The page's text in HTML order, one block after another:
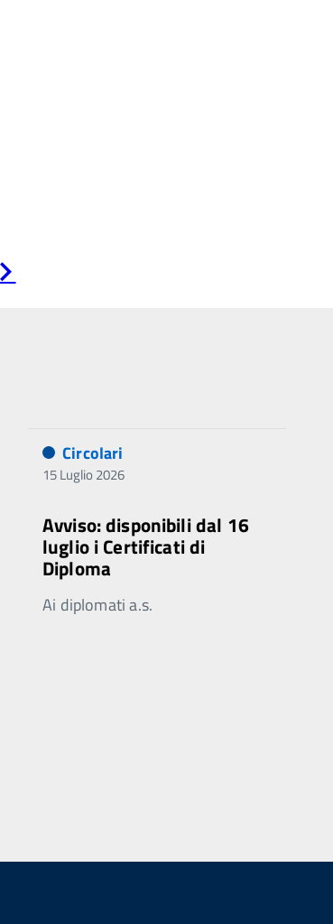
successiva
Circolari
15 Luglio 2026
Avviso: disponibili dal 16
luglio i Certificati di
Diploma
Ai diplomati a.s.